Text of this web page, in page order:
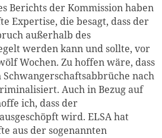
Berichts der Kommission haben
Expertise, die besagt, dass der
außerhalb des
werden kann und sollte, vor
Wochen. Zu hoffen wäre, dass
Schwangerschaftsabbrüche nach
Auch in Bezug auf
ich, dass der
wird. ELSA hat
aus der sogenannten